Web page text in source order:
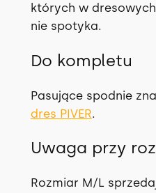
których w
nie spotyka.
Do kompletu
Pasujące spodnie
dres PIVER.
Uwaga przy
Rozmiar M/L